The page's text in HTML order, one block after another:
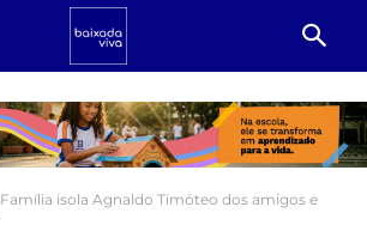
Família isola Agnaldo Timóteo dos amigos e